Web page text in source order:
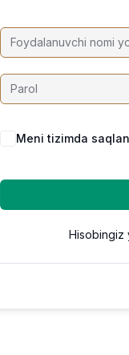
Meni tizimda
Hisobingiz